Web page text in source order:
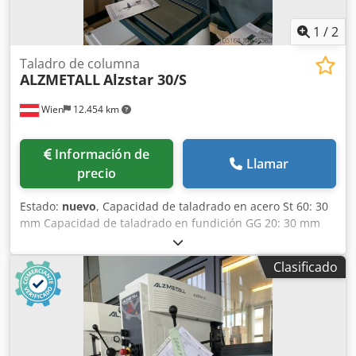
1 /2
Wien 12.454 km
Taladro de columna
ALZMETALLAlzstar 30/S
Información de
precio
Llamar
Estado: nuevo, Capacidad de taladrado en acero St 60: 30
mm Capacidad de taladrado en fundición GG 20: 30 mm
Capacidad de perforación en St 60: 30 mm Roscado en ST
60: M 16 Roscado en GG 20: M 20 Eje corto MK 3 Recorrido
del husillo: 140 mm Alcance: 293 mm Diámetro de
columna: 115 mm Mesa de la máquina – superficie útil:
514 x 360 mm Ranuras en T – número, ancho, separación:
2 x 14 x 224 mm Distancia husillo–mesa mín./máx.: 132 /
724 mm Avance manual Velocidades del husillo –
Clasificado